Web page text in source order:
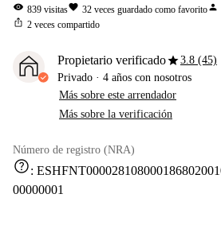
visibility 839 visitasfavorite 32 veces guardado como favoritoperson
ios_share 2 veces compartido
Propietario verificadostar3.8 (45)
Privado · 4 años con nosotros
Más sobre este arrendador
Más sobre la verificación
Número de registro (NRA)
help:
00000001